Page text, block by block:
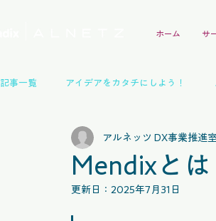
ホーム サ
記事一覧 アイデアをカタチにしよう！
Mendixガイドブック イベントレポート
パートナー インタビュー
Mendixと
アルネッツ DX事業推進室
更新日： 2025年7月31日